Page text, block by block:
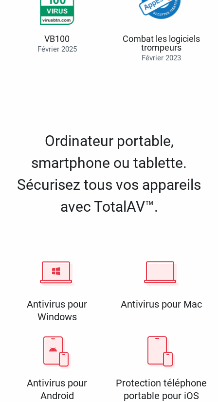
VB100
Février 2025
Combat les logiciels
trompeurs
Février 2023
Ordinateur portable,
smartphone ou tablette.
Sécurisez tous vos appareils
avec TotalAV™.
Antivirus pour
Windows
Antivirus pour Mac
Antivirus pour
Android
Protection téléphone
portable pour iOS